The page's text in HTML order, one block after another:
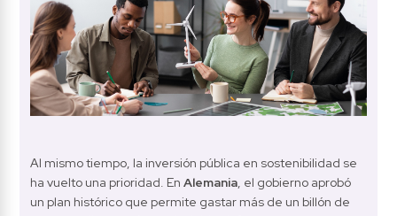
Al mismo tiempo, la inversión pública en sostenibilidad se
ha vuelto una prioridad. En Alemania, el gobierno aprobó
un plan histórico que permite gastar más de un billón de